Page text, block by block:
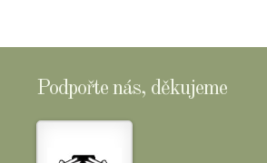
Podpořte nás, děkujeme